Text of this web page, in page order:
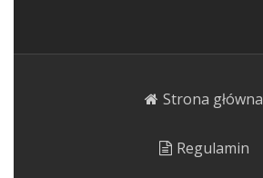
Strona główna
Regulamin